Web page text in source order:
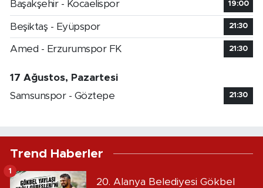
Başakşehir - Kocaelispor
19:00
Beşiktaş - Eyüpspor 21:30
Amed - Erzurumspor FK 21:30
17 Ağustos, Pazartesi
Samsunspor - Göztepe
21:30
Trend Haberler
20. Alanya Belediyesi Gökbel
1